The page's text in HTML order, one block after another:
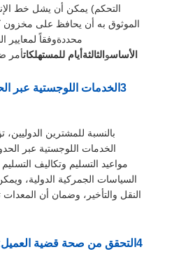
التحكم) يمكن أن يشل خط
الموثوق به أن يحافظ على
محددةوفقاً لمعايير
الأساسو الثالثة أيام للمستهلكاتأمر
3الخدمات اللوجستية عبر
بالنسبة للمشترين
الخدمات اللوجستية عبر
مواعيد التسليم وتكاليف
السياسات الجمركية الدولية،
النقل والتأخير، وضمان أن المعدات
4التحقق من صحة قضية